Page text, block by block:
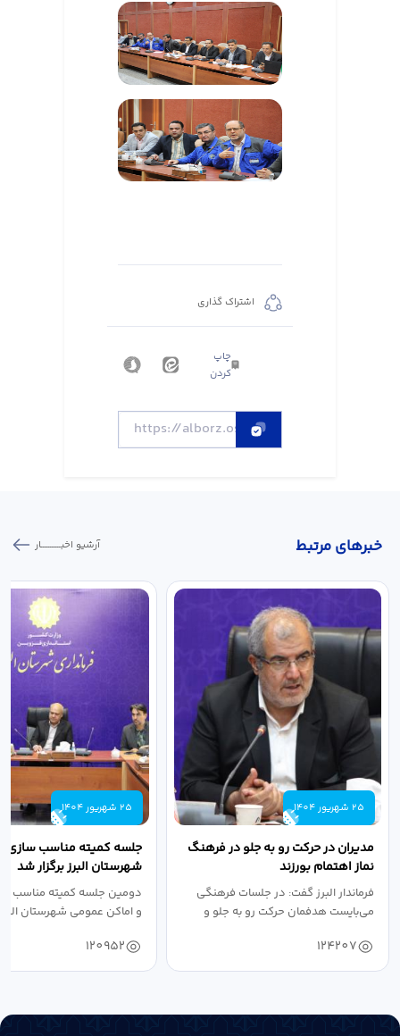
اشتراک گذاری
چاپ
کردن
خبر‌های مرتبط آرشیو اخبـــــــــــار
25 شهریور 1404
مدیران در حرکت رو به جلو در فرهنگ
نماز اهتمام بورزند
فرماندار البرز گفت: در جلسات فرهنگی
می‌بایست هدفمان حرکت رو به جلو و
124207
25 شهریور 1404
جلسه کمیته مناسب سازی
شهرستان البرز برگزار شد
دومین جلسه کمیته مناسب
و اماکن عمومی شهرستان
120952